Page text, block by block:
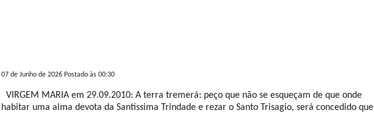
07 de Junho de 2026 Postado às 00:30
VIRGEM MARIA em 29.09.2010: A terra tremerá: peço que não se esqueçam de que onde
habitar uma alma devota da Santíssima Trindade e rezar o Santo Trisagio, será concedido que